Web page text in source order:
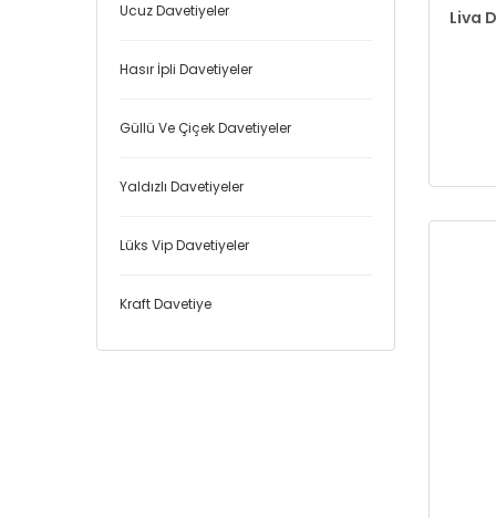
Ucuz Davetiyeler
Hasır İpli Davetiyeler
Güllü Ve Çiçek Davetiyeler
Yaldızlı Davetiyeler
Lüks Vip Davetiyeler
Kraft Davetiye
Liva